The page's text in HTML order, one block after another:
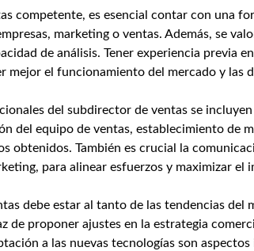
competente, es esencial contar con una
marketing o ventas. Además, se
de análisis. Tener experiencia previa
mejor el funcionamiento del mercado y las
del subdirector de ventas se
del equipo de ventas, establecimiento de
obtenidos. También es crucial la
para alinear esfuerzos y maximizar el
debe estar al tanto de las tendencias del
de proponer ajustes en la estrategia
a las nuevas tecnologías son